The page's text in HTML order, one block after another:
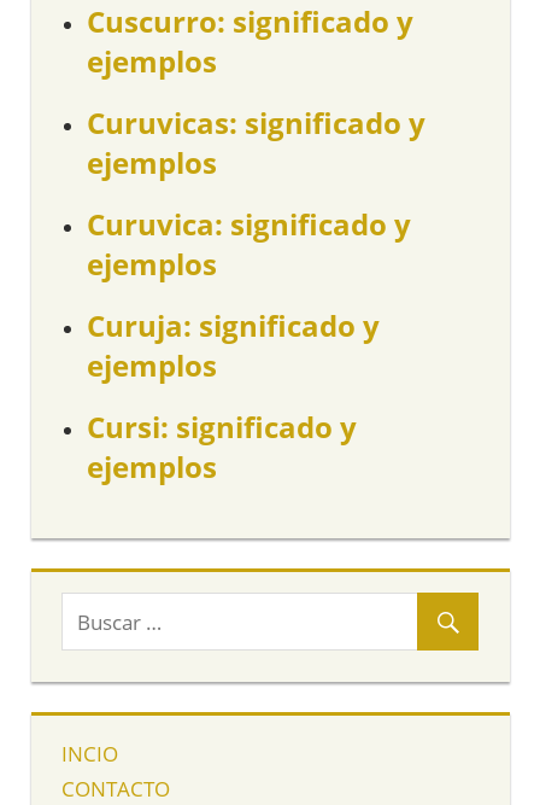
Cuscurro: significado y
ejemplos
Curuvicas: significado y
ejemplos
Curuvica: significado y
ejemplos
Curuja: significado y
ejemplos
Cursi: significado y
ejemplos
INCIO
CONTACTO